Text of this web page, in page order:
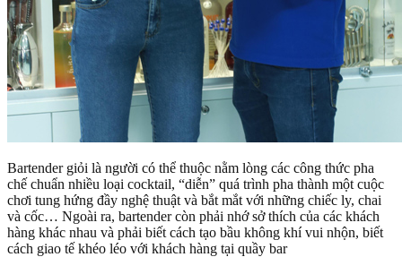
Bartender giỏi là người có thể thuộc nằm lòng các công thức pha
chế chuẩn nhiều loại cocktail, “diễn” quá trình pha thành một cuộc
chơi tung hứng đầy nghệ thuật và bắt mắt với những chiếc ly, chai
và cốc… Ngoài ra, bartender còn phải nhớ sở thích của các khách
hàng khác nhau và phải biết cách tạo bầu không khí vui nhộn, biết
cách giao tế khéo léo với khách hàng tại quầy bar